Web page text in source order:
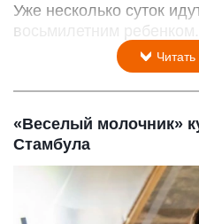
Уже несколько суток
восьмилетним ребенком.
«Веселый молочник»
Стамбула